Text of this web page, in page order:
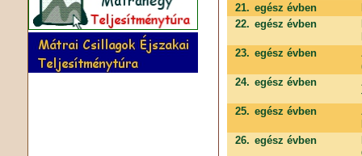
21. egész évben
22. egész évben
23. egész évben
24. egész évben
25. egész évben
26. egész évben